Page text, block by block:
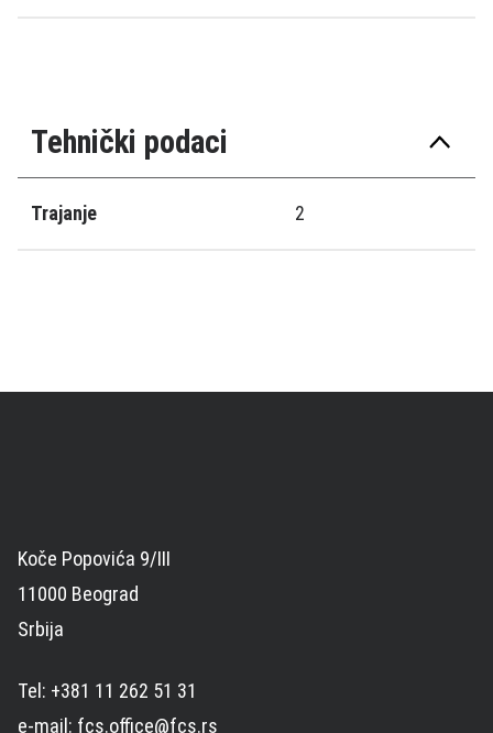
Tehnički podaci
Trajanje 2
Koče Popovića 9/III
11000 Beograd
Srbija
Tel: +381 11 262 51 31
e-mail: fcs.office@fcs.rs